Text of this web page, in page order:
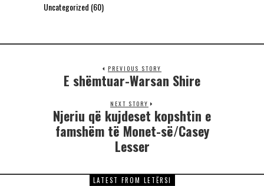
Uncategorized (60)
PREVIOUS STORY
E shëmtuar-Warsan Shire
NEXT STORY
Njeriu që kujdeset kopshtin e
famshëm të Monet-së/Casey
Lesser
LATEST FROM LETËRSI